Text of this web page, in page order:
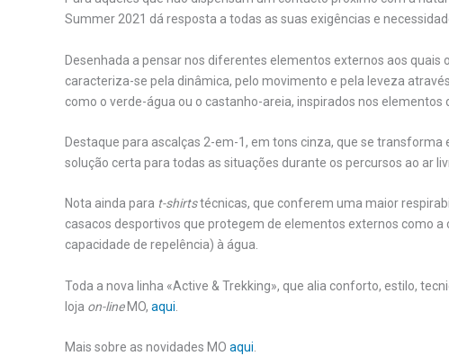
Summer 2021 dá resposta a todas as suas exigências e
Desenhada a pensar nos diferentes elementos externos aos quais
caracteriza-se pela dinâmica, pelo movimento e pela leveza
como o verde-água ou o castanho-areia, inspirados nos elementos
Destaque para ascalças 2-em-1, em tons cinza, que se
solução certa para todas as situações durante os percursos ao ar
Nota ainda para t-shirtstécnicas, que conferem uma maior
casacos desportivos que protegem de elementos externos como a
capacidade de repelência) à água.
Toda a nova linha «Active & Trekking», que alia conforto, estilo,
loja on-lineMO, aqui
Mais sobre as novidades MO aqui